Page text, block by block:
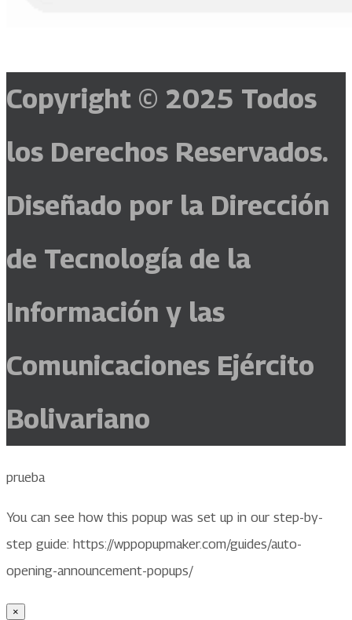
Copyright © 2025 Todos
los Derechos Reservados.
Diseñado por la Dirección
de Tecnología de la
Información y las
Comunicaciones Ejército
Bolivariano
prueba
You can see how this popup was set up in our step-by-
step guide: https://wppopupmaker.com/guides/auto-
opening-announcement-popups/
×